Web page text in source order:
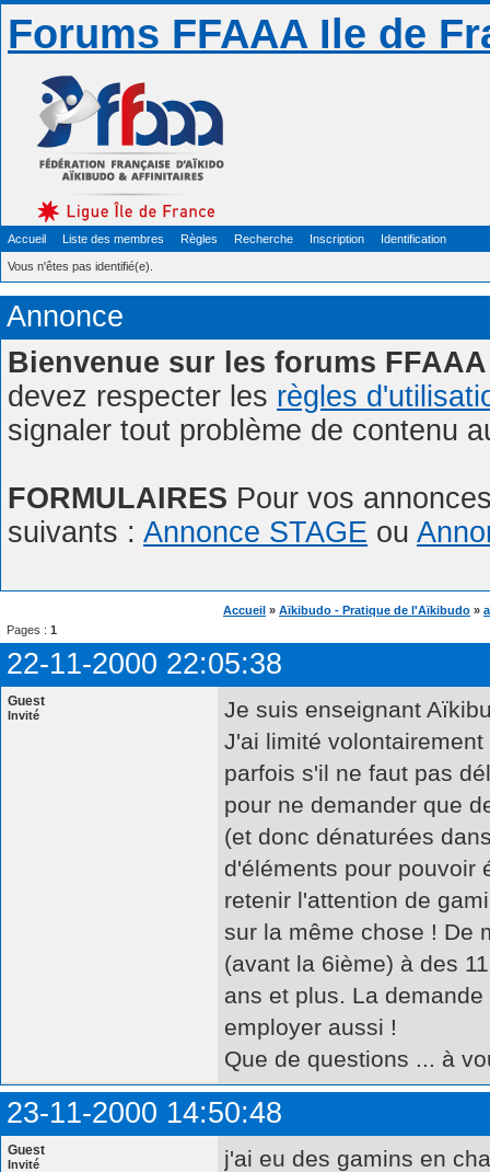
Forums FFAAA Ile de
Accueil Liste des membres Règles Recherche Inscription Identification
Vous n'êtes pas identifié(e).
Annonce
Bienvenue sur les forums FFAAA
devez respecter les règles
signaler tout problème de contenu
FORMULAIRES Pour vos
suivants : Annonce STAGE ou
Accueil » Aïkibudo - Pratique de l'Aïkibudo »
Pages : 1
22-11-2000 22:05:38
Guest
Invité
Je suis enseignant
J'ai limité
parfois s'il ne faut pas
pour ne demander que
(et donc dénaturées
d'éléments pour pouvoir
retenir l'attention de
sur la même chose ! De
(avant la 6ième) à des
ans et plus. La
employer aussi !
Que de questions ... à
23-11-2000 14:50:48
Guest
Invité
j'ai eu des gamins en